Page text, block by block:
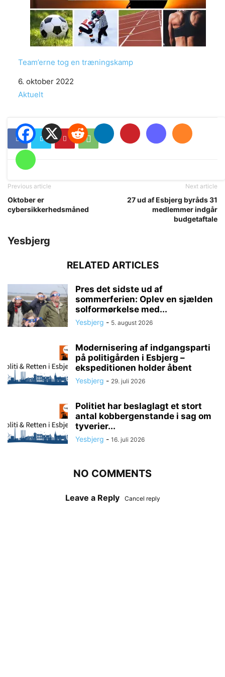
Team’erne tog en træningskamp
Date
6. oktober 2022
In relation to
Aktuelt
Previous article
Oktober er
cybersikkerhedsmåned
Next article
27 ud af Esbjerg byråds 31
medlemmer indgår
budgetaftale
Yesbjerg
RELATED ARTICLES
Pres det sidste ud af
sommerferien: Oplev en sjælden
solformørkelse med...
Yesbjerg - 5. august 2026
Modernisering af indgangsparti
på politigården i Esbjerg –
ekspeditionen holder åbent
Yesbjerg - 29. juli 2026
Politiet har beslaglagt et stort
antal kobbergenstande i sag om
tyverier...
Yesbjerg - 16. juli 2026
NO COMMENTS
Leave a Reply Cancel reply